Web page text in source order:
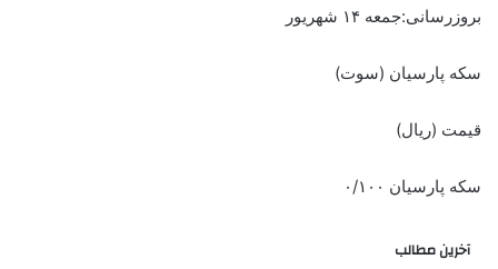
بروزرسانی:جمعه ۱۴ شهریور
سکه پارسیان (سوت)
قیمت (ریال)
سکه پارسیان ۰/۱۰۰
آخرین مطالب